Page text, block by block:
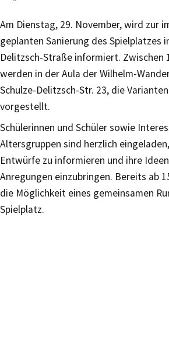
Am Dienstag, 29. November, wird zur
geplanten Sanierung des Spielplatzes
Delitzsch-Straße informiert. Zwischen
werden in der Aula der Wilhelm-
Schulze-Delitzsch-Str. 23, die
vorgestellt.
Schülerinnen und Schüler sowie
Altersgruppen sind herzlich
Entwürfe zu informieren und ihre
Anregungen einzubringen. Bereits ab
die Möglichkeit eines gemeinsamen
Spielplatz.